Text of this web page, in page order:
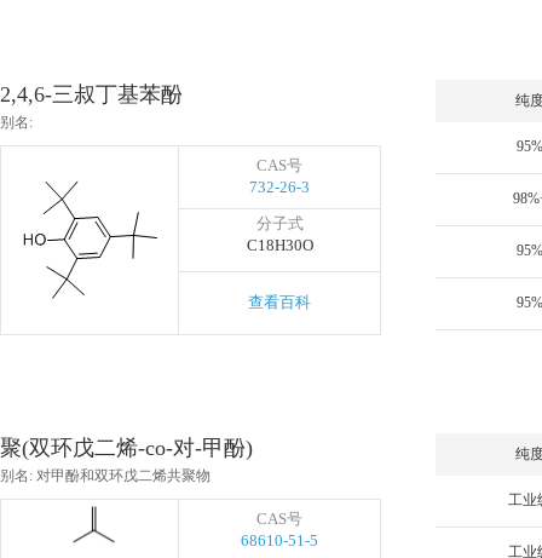
2,4,6-三叔丁基苯酚
别名:
CAS号
732-26-3
分子式
C18H30O
查看百科
纯
95%
95%
95%
聚(双环戊二烯-co-对-甲酚)
别名: 对甲酚和双环戊二烯共聚物
CAS号
68610-51-5
纯
工业
工业